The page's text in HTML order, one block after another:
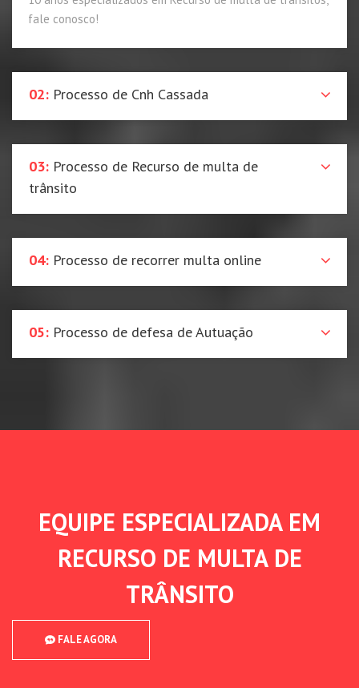
fale conosco!
02: Processo de Cnh Cassada
03: Processo de Recurso de multa de
trânsito
04: Processo de recorrer multa online
05: Processo de defesa de Autuação
EQUIPE ESPECIALIZADA EM
RECURSO DE MULTA DE
TRÂNSITO
FALE AGORA